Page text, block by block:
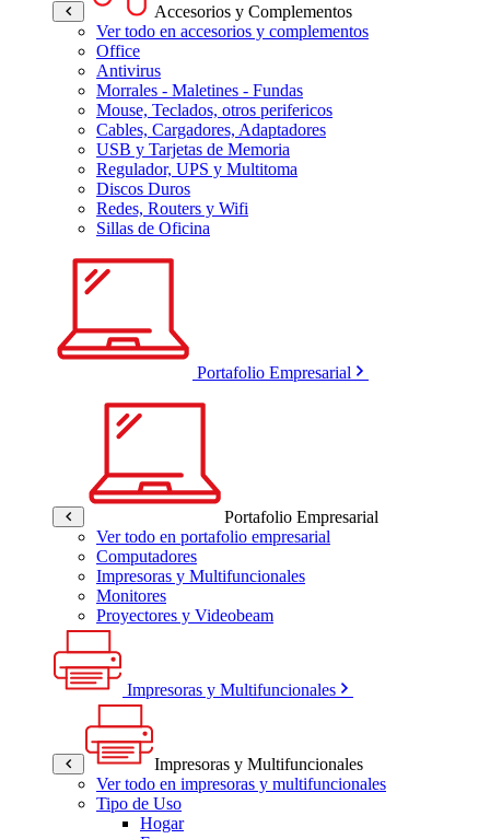
Accesorios y Complementos
Ver todo en accesorios y complementos
Office
Antivirus
Morrales - Maletines - Fundas
Mouse, Teclados, otros perifericos
Cables, Cargadores, Adaptadores
USB y Tarjetas de Memoria
Regulador, UPS y Multitoma
Discos Duros
Redes, Routers y Wifi
Sillas de Oficina
Portafolio Empresarial
Portafolio Empresarial
Ver todo en portafolio empresarial
Computadores
Impresoras y Multifuncionales
Monitores
Proyectores y Videobeam
Impresoras y Multifuncionales
Impresoras y Multifuncionales
Ver todo en impresoras y multifuncionales
Tipo de Uso
Hogar